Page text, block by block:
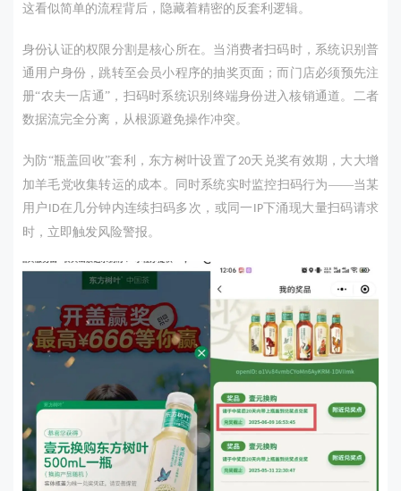
这看似简单的流程背后，隐藏着精密的反套利逻辑。
身份认证的权限分割是核心所在。当消费者扫码时，系统识别普
通用户身份，跳转至会员小程序的抽奖页面；而门店必须预先注
册“农夫一店通 ”，扫码时系统识别终端身份进入核销通道。二者
数据流完全分离，从根源避免操作冲突。
为防“瓶盖回收”套利，东方树叶设置了20天兑奖有效期，大大增
加羊毛党收集转运的成本。同时系统实时监控扫码行为——当某
用户 ID在几分钟内连续扫码多次，或同一 IP下涌现大量扫码请求
时，立即触发风险警报。